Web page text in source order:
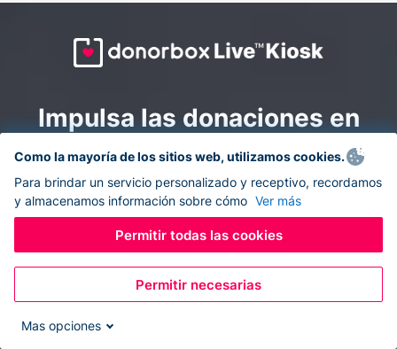
Impulsa las donaciones en
todas partes: combina la
recaudación de fondos en
línea y en el sitio con
Donorbox Live Kiosk.
Convierte tu tableta en un quiosco de donaciones y
recolecta donaciones sin efectivo durante eventos, en
Como la mayoría de los sitios web, utilizamos cookies.
Para brindar un servicio personalizado y receptivo, recordamos
y almacenamos información sobre cómo Ver más
Permitir todas las cookies
Permitir necesarias
Mas opciones